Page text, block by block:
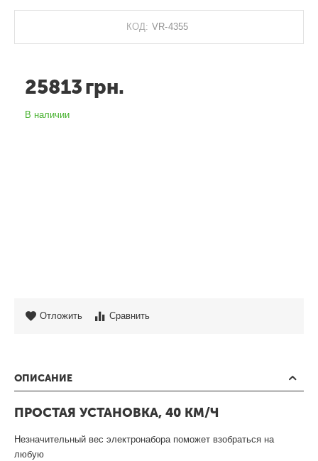
КОД: VR-4355
25813грн.
В наличии
Отложить Сравнить
ОПИСАНИЕ
ПРОСТАЯ УСТАНОВКА, 40 КМ/Ч
Незначительный вес электронабора поможет взобраться на
любую